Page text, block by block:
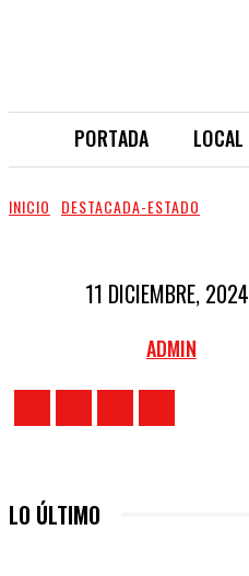
PORTADA LOCAL
INICIO DESTACADA-ESTADO
11 DICIEMBRE, 2024
ADMIN
LO ÚLTIMO